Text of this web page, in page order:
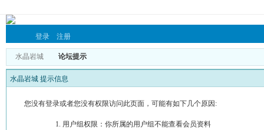
登录 注册
水晶岩城 论坛提示
水晶岩城 提示信息
您没有登录或者您没有权限访问此页面，可能有如下几个原因:
用户组权限：你所属的用户组不能查看会员资料